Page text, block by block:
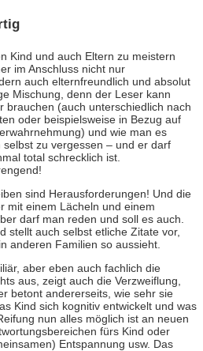
Kind und auch Eltern zu meistern
im Anschluss nicht nur
auch elternfreundlich und absolut
Mischung, denn der Leser kann
brauchen (auch unterschiedlich nach
oder beispielsweise in Bezug auf
und wie man es
zu vergessen – und er darf
total schrecklich ist.
sind Herausforderungen! Und die
mit einem Lächeln und einem
darf man reden und soll es auch.
stellt auch selbst etliche Zitate vor,
anderen Familien so aussieht.
aber eben auch fachlich die
aus, zeigt auch die Verzweiflung,
betont andererseits, wie sehr sie
Kind sich kognitiv entwickelt und was
nun alles möglich ist an neuen
fürs Kind oder
Entspannung usw. Das